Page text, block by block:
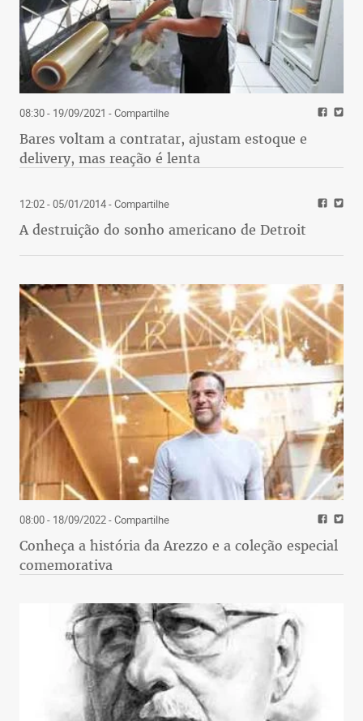
08:30 - 19/09/2021 - Compartilhe
Bares voltam a contratar, ajustam estoque e
delivery, mas reação é lenta
12:02 - 05/01/2014- Compartilhe
A destruição do sonho americano de Detroit
08:00 - 18/09/2022- Compartilhe
Conheça a história da Arezzo e a coleção especial
comemorativa